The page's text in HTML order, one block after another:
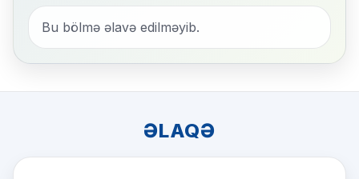
Bu bölmə əlavə edilməyib.
ƏLAQƏ